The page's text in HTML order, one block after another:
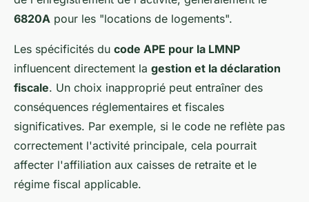
6820A pour les "locations de logements".
Les spécificités du code APE pour la LMNP
influencent directement la gestion et la déclaration
fiscale. Un choix inapproprié peut entraîner des
conséquences réglementaires et fiscales
significatives. Par exemple, si le code ne reflète pas
correctement l'activité principale, cela pourrait
affecter l'affiliation aux caisses de retraite et le
régime fiscal applicable.